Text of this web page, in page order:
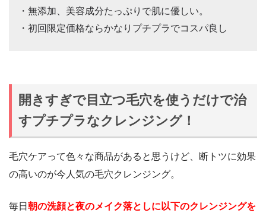
・無添加、美容成分たっぷりで肌に優しい。
・初回限定価格ならかなりプチプラでコスパ良し
開きすぎで目立つ毛穴を使うだけで治
すプチプラなクレンジング！
毛穴ケアって色々な商品があると思うけど、断トツに効果
の高いのが今人気の毛穴クレンジング。
毎日 朝の洗顔と夜のメイク落としに以下のクレンジングを